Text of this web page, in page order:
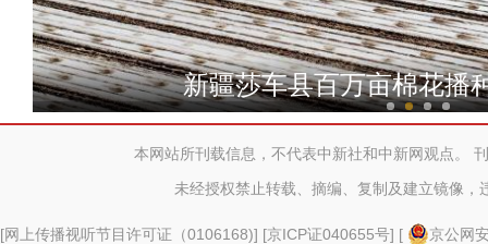
侨乡故事 | 哈班拜的
新疆莎车县百万亩棉花播
本网站所刊载信息，不代表中新社和中新网观点。
未经授权禁止转载、摘编、复制及建立镜像，
[网上传播视听节目许可证（0106168)] [京ICP证040655号] [
京公网